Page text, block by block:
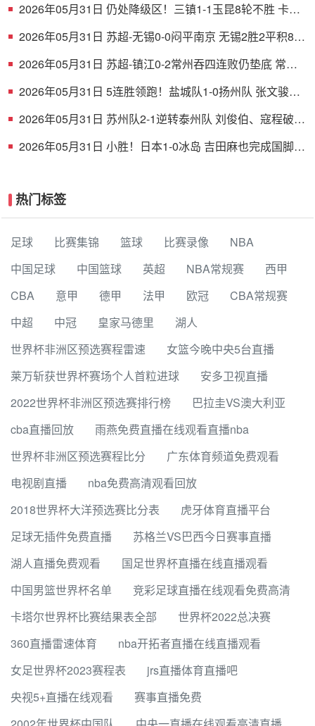
2026年05月31日 仍处降级区！三镇1-1玉昆8轮不胜 卡迪
2026年05月31日 苏超-无锡0-0闷平南京 无锡2胜2平积8分
2026年05月31日 苏超-镇江0-2常州吞四连败仍垫底 常州
2026年05月31日 5连胜领跑！盐城队1-0扬州队 张文骏点
2026年05月31日 苏州队2-1逆转泰州队 刘俊伯、寇程破门
2026年05月31日 小胜！日本1-0冰岛 吉田麻也完成国脚谢
热门标签
足球 比赛集锦 篮球 比赛录像
NBA
中国足球
中国篮球 英超 NBA常规赛
西甲
CBA
意甲 德甲 法甲 欧冠
CBA常规赛
中超
中冠 皇家马德里
湖人
世界杯非洲区预选赛程雷速
女篮今晚中央5台直播
莱万斩获世界杯赛场个人首粒进球
安多卫视直播
2022世界杯非洲区预选赛排行榜
巴拉圭VS澳大利亚
cba直播回放
雨燕免费直播在线观看直播nba
世界杯非洲区预选赛程比分
广东体育频道免费观看
电视剧直播
nba免费高清观看回放
2018世界杯大洋预选赛比分表
虎牙体育直播平台
足球无插件免费直播
苏格兰VS巴西今日赛事直播
湖人直播免费观看
国足世界杯直播在线直播观看
中国男篮世界杯名单
竞彩足球直播在线观看免费高清
卡塔尔世界杯比赛结果表全部
世界杯2022总决赛
360直播雷速体育
nba开拓者直播在线直播观看
女足世界杯2023赛程表
jrs直播体育直播吧
央视5+直播在线观看
赛事直播免费